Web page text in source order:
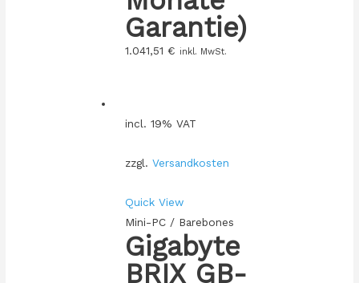
Garantie)
1.041,51 € inkl. MwSt.
incl. 19% VAT
zzgl. Versandkosten
Quick View
Mini-PC / Barebones
Gigabyte
BRIX GB-